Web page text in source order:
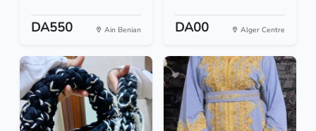
DA550 Ain Benian DA00 Alger Centre